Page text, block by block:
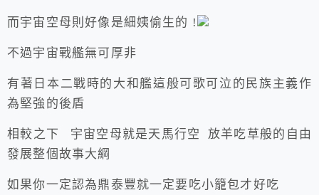
而宇宙空母則好像是細姨偷生的 !
不過宇宙戰艦無可厚非
有著日本二戰時的大和艦這般可歌可泣的民族主義作
為堅強的後盾
相較之下 宇宙空母就是天馬行空 放羊吃草般的自由
發展整個故事大綱
如果你一定認為鼎泰豐就一定要吃小籠包才好吃